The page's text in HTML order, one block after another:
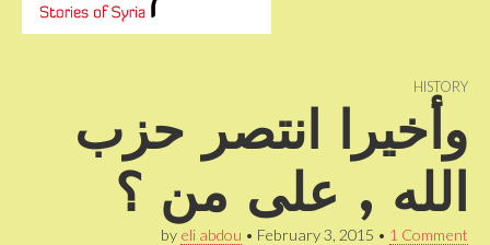
HISTORY
وأخيرا انتصر حزب
الله , على من ؟
by eli abdou • February 3, 2015 • 1 Comment